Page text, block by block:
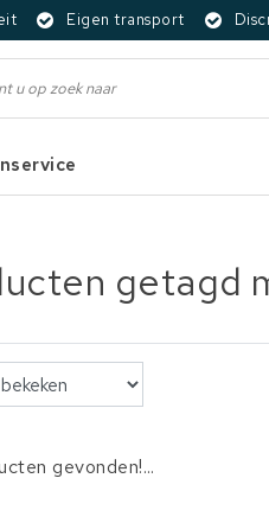
Eigen transport
getagd
gevonden!...